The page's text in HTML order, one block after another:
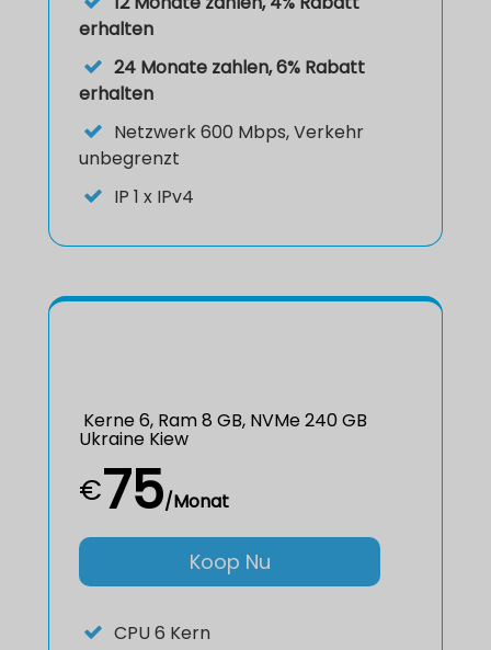
erhalten
24 Monate zahlen, 6% Rabatt
erhalten
Netzwerk600 Mbps, Verkehr
unbegrenzt
IP 1 x IPv4
Kerne 6, Ram 8 GB, NVMe 240 GB
Ukraine Kiew
€75/Monat
Koop Nu
CPU 6 Kern